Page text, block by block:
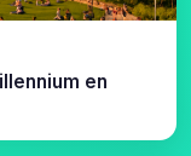
en